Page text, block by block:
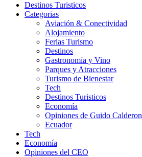
Destinos Turisticos
Categorias
Aviación & Conectividad
Alojamiento
Ferias Turismo
Destinos
Gastronomía y Vino
Parques y Atracciones
Turismo de Bienestar
Tech
Destinos Turisticos
Economía
Opiniones de Guido Calderon
Ecuador
Tech
Economía
Opiniones del CEO